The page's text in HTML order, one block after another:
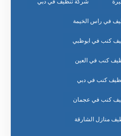
شركة تنظيف في دبي
في راس الخيمة
كنب في ابوظبي
كنب في العين
كنب في دبي
كنب في عجمان
منازل الشارقة